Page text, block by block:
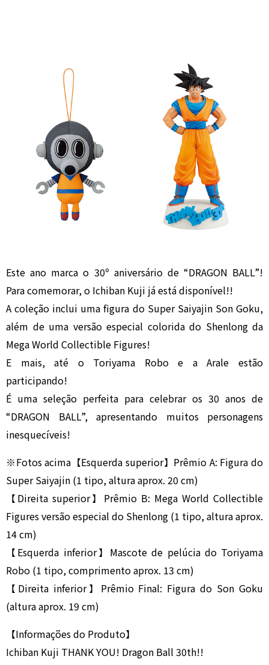
Este ano marca o 30º aniversário de “DRAGON BALL”!
Para comemorar, o Ichiban Kuji já está disponível!!
A coleção inclui uma figura do Super Saiyajin Son Goku,
além de uma versão especial colorida do Shenlong da
Mega World Collectible Figures!
E mais, até o Toriyama Robo e a Arale estão
participando!
É uma seleção perfeita para celebrar os 30 anos de
“DRAGON BALL”, apresentando muitos personagens
inesquecíveis!
※Fotos acima【Esquerda superior】Prêmio A: Figura do
Super Saiyajin (1 tipo, altura aprox. 20 cm)
【Direita superior】Prêmio B: Mega World Collectible
Figures versão especial do Shenlong (1 tipo, altura aprox.
14 cm)
【Esquerda inferior】Mascote de pelúcia do Toriyama
Robo (1 tipo, comprimento aprox. 13 cm)
【Direita inferior】Prêmio Final: Figura do Son Goku
(altura aprox. 19 cm)
【Informações do Produto】
Ichiban Kuji THANK YOU! Dragon Ball 30th!!